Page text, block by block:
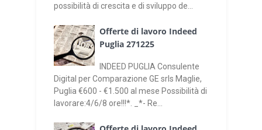
possibilità di crescita e di sviluppo de...
Offerte di lavoro Indeed
Puglia 271225
INDEED PUGLIA Consulente
Digital per Comparazione GE srls Maglie,
Puglia €600 - €1.500 al mese Possibilità di
lavorare:4/6/8 ore!!!*. _*- Re...